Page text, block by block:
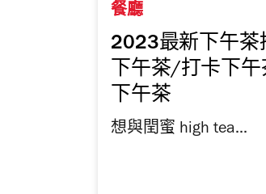
餐廳
2023最新下午茶
下午茶/打卡下
下午茶
想與閏蜜 high tea...